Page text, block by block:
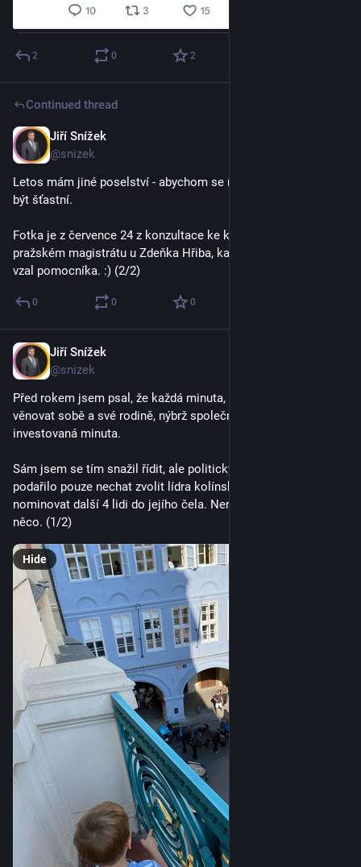
2 0 2
Continued thread
Jiří Snížek
@snizek
Letos mám jiné poselství - abychom se měli rádi a dovolili si
být šťastní.
Fotka je z července 24 z konzultace ke krajským volbám na
pražském magistrátu u Zdeňka Hřiba, kam jsem si s sebou
vzal pomocníka. :) (2/2)
0 0 0
Jiří Snížek
@snizek
Před rokem jsem psal, že každá minuta, kterou člověk nebude
věnovat sobě a své rodině, nýbrž společnosti, bude dobře
investovaná minuta.
Sám jsem se tím snažil řídit, ale politicky viditelně se mi
podařilo pouze nechat zvolit lídra kolínské kandidátky a
nominovat další 4 lidi do jejího čela. Není to moc, ale aspoň
něco. (1/2)
Hide